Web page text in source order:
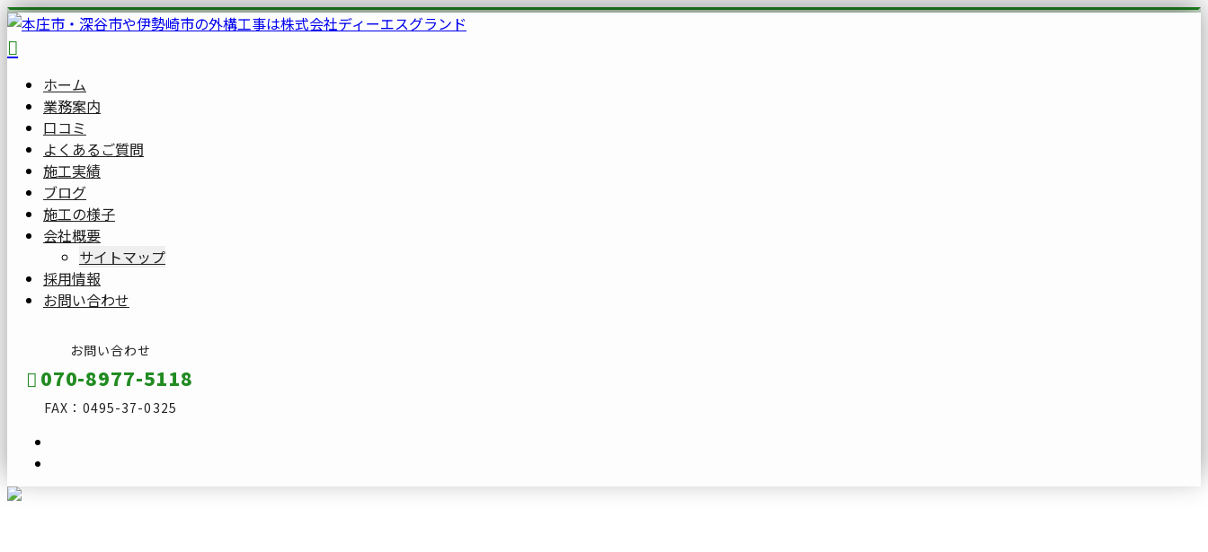
ホーム
業務案内
口コミ
よくあるご質問
施工実績
ブログ
施工の様子
会社概要
サイトマップ
採用情報
お問い合わせ
お問い合わせ
070-8977-5118
FAX：0495-37-0325